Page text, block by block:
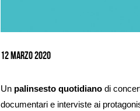
12 Marzo 2020
Un palinsesto quotidiano di
documentari e interviste ai